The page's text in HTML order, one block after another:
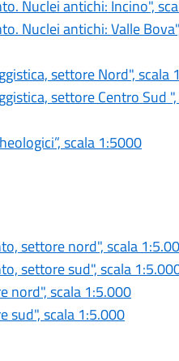
Nuclei antichi: Incino",
Nuclei antichi: Valle
settore Nord", scala
settore Centro Sud
scala 1:5000
settore nord", scala
settore sud", scala
nord", scala 1:5.000
sud", scala 1:5.000